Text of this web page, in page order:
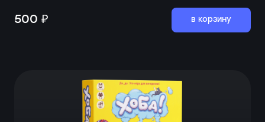
500 ₽
в корзину